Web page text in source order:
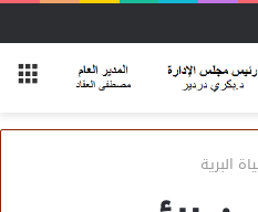
تنقذ المشروعات المتعثرة
البرية